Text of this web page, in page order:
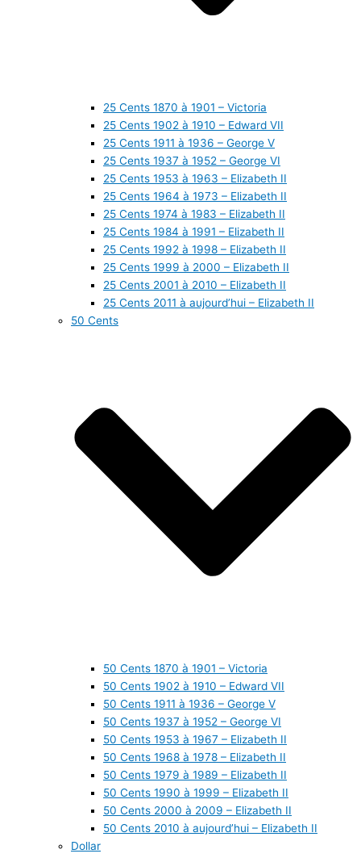
25 Cents 1870 à 1901 – Victoria
25 Cents 1902 à 1910 – Edward VII
25 Cents 1911 à 1936 – George V
25 Cents 1937 à 1952 – George VI
25 Cents 1953 à 1963 – Elizabeth II
25 Cents 1964 à 1973 – Elizabeth II
25 Cents 1974 à 1983 – Elizabeth II
25 Cents 1984 à 1991 – Elizabeth II
25 Cents 1992 à 1998 – Elizabeth II
25 Cents 1999 à 2000 – Elizabeth II
25 Cents 2001 à 2010 – Elizabeth II
25 Cents 2011 à aujourd’hui – Elizabeth II
50 Cents
50 Cents 1870 à 1901 – Victoria
50 Cents 1902 à 1910 – Edward VII
50 Cents 1911 à 1936 – George V
50 Cents 1937 à 1952 – George VI
50 Cents 1953 à 1967 – Elizabeth II
50 Cents 1968 à 1978 – Elizabeth II
50 Cents 1979 à 1989 – Elizabeth II
50 Cents 1990 à 1999 – Elizabeth II
50 Cents 2000 à 2009 – Elizabeth II
50 Cents 2010 à aujourd’hui – Elizabeth II
Dollar